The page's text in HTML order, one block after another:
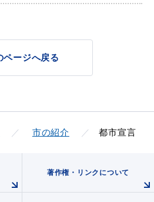
子育て
出会い・結婚
ページへ戻る
市の紹介 都市宣言
著作権・リンクについて